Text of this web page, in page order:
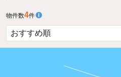
物件数4件